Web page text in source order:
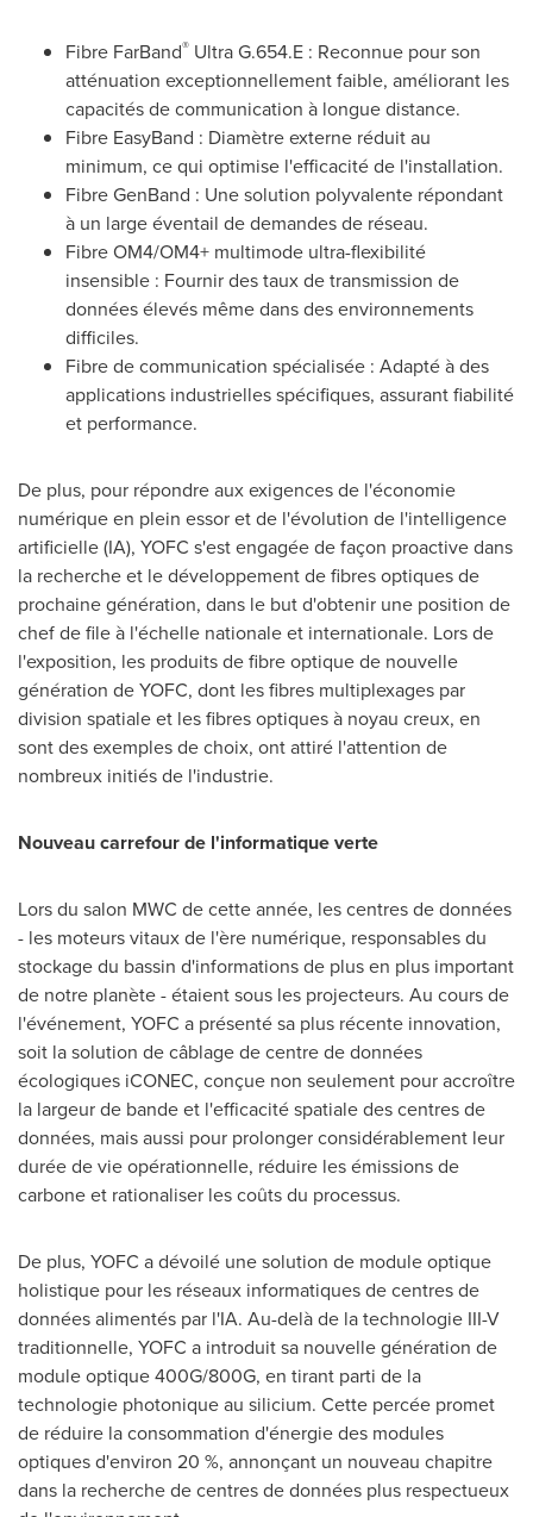
Fibre FarBand® Ultra G.654.E : Reconnue pour son
atténuation exceptionnellement faible, améliorant les
capacités de communication à longue distance.
Fibre EasyBand : Diamètre externe réduit au
minimum, ce qui optimise l'efficacité de l'installation.
Fibre GenBand : Une solution polyvalente répondant
à un large éventail de demandes de réseau.
Fibre OM4/OM4+ multimode ultra-flexibilité
insensible : Fournir des taux de transmission de
données élevés même dans des environnements
difficiles.
Fibre de communication spécialisée : Adapté à des
applications industrielles spécifiques, assurant fiabilité
et performance.
De plus, pour répondre aux exigences de l'économie
numérique en plein essor et de l'évolution de l'intelligence
artificielle (IA), YOFC s'est engagée de façon proactive dans
la recherche et le développement de fibres optiques de
prochaine génération, dans le but d'obtenir une position de
chef de file à l'échelle nationale et internationale. Lors de
l'exposition, les produits de fibre optique de nouvelle
génération de YOFC, dont les fibres multiplexages par
division spatiale et les fibres optiques à noyau creux, en
sont des exemples de choix, ont attiré l'attention de
nombreux initiés de l'industrie.
Nouveau carrefour de l'informatique verte
Lors du salon MWC de cette année, les centres de données
- les moteurs vitaux de l'ère numérique, responsables du
stockage du bassin d'informations de plus en plus important
de notre planète - étaient sous les projecteurs. Au cours de
l'événement, YOFC a présenté sa plus récente innovation,
soit la solution de câblage de centre de données
écologiques iCONEC, conçue non seulement pour accroître
la largeur de bande et l'efficacité spatiale des centres de
données, mais aussi pour prolonger considérablement leur
durée de vie opérationnelle, réduire les émissions de
carbone et rationaliser les coûts du processus.
De plus, YOFC a dévoilé une solution de module optique
holistique pour les réseaux informatiques de centres de
données alimentés par l'IA. Au-delà de la technologie III-V
traditionnelle, YOFC a introduit sa nouvelle génération de
module optique 400G/800G, en tirant parti de la
technologie photonique au silicium. Cette percée promet
de réduire la consommation d'énergie des modules
optiques d'environ 20 %, annonçant un nouveau chapitre
dans la recherche de centres de données plus respectueux